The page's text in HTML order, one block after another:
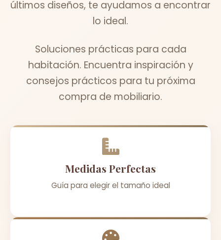
últimos diseños, te ayudamos a encontrar
lo ideal.
Soluciones prácticas para cada
habitación. Encuentra inspiración y
consejos prácticos para tu próxima
compra de mobiliario.
Medidas Perfectas
Guía para elegir el tamaño ideal